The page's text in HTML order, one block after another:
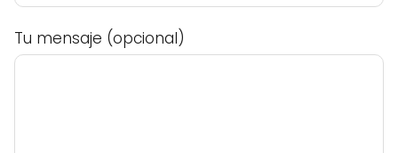
Tu mensaje (opcional)